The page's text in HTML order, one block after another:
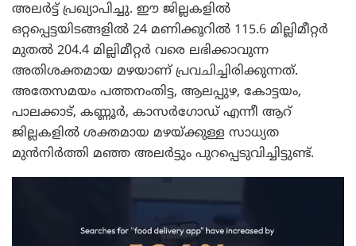
അലർട്ട് പ്രഖ്യാപിച്ചു. ഈ ജില്ലകളിൽ
ഒറ്റപ്പെട്ടയിടങ്ങളിൽ 24 മണിക്കൂറിൽ 115.6 മില്ലിമീറ്റർ
മുതൽ 204.4 മില്ലിമീറ്റർ വരെ ലഭിക്കാവുന്ന
അതിശക്തമായ മഴയാണ് പ്രവചിച്ചിരിക്കുന്നത്.
അതേസമയം പത്തനംതിട്ട, ആലപ്പുഴ, കോട്ടയം,
പാലക്കാട്, കണ്ണൂർ, കാസർഗോഡ് എന്നീ ആറ്
ജില്ലകളിൽ ശക്തമായ മഴയ്ക്കുള്ള സാധ്യത
മുൻനിർത്തി മഞ്ഞ അലർട്ടും പുറപ്പെടുവിച്ചിട്ടുണ്ട്.